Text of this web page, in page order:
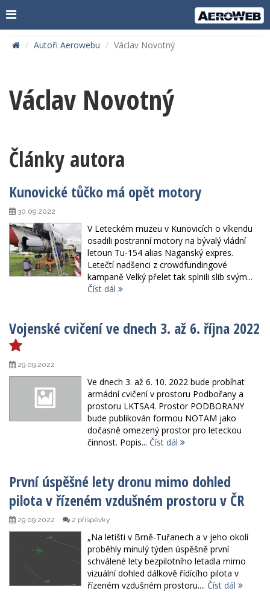
Autoři Aerowebu Václav Novotný
Václav Novotný
Články autora
Kunovické tůčko má opět motory
30.09.2022
V Leteckém muzeu v Kunovicích o víkendu
osadili postranní motory na bývalý vládní
letoun Tu-154 alias Naganský expres.
Letečtí nadšenci z crowdfundingové
kampaně Velký přelet tak splnili slib svým...
Číst dál
Vojenské cvičení ve dnech 3. až 6. října 2022
29.09.2022
Ve dnech 3. až 6. 10. 2022 bude probíhat
armádní cvičení v prostoru Podbořany a
prostoru LKTSA4. Prostor PODBORANY
bude publikován formou NOTAM jako
dočasně omezený prostor pro leteckou
činnost. Popis... Číst dál
První úspěšné lety dronu mimo dohled
pilota v řízeném vzdušném prostoru v ČR
29.09.2022 2 příspěvky
„Na letišti v Brně-Tuřanech a v jeho okolí
proběhly minulý týden úspěšně první
schválené lety bezpilotního letadla mimo
vizuální dohled dálkově řídícího pilota v
řízeném vzdušném prostoru.... Číst dál